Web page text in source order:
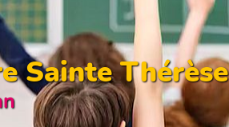
Sainte Thérèse